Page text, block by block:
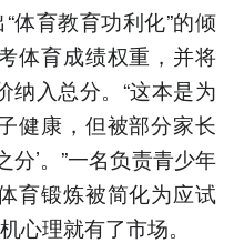
体育教育功利化”的倾
体育成绩权重，并将
纳入总分。“这本是为
健康，但被部分家长
分’。”一名负责青少年
育锻炼被简化为应试
心理就有了市场。